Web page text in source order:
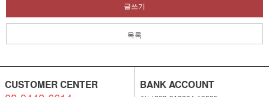
글쓰기
목록
CUSTOMER CENTER BANK ACCOUNT